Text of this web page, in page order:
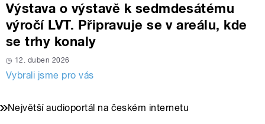
Výstava o výstavě k sedmdesátému
výročí LVT. Připravuje se v areálu, kde
se trhy konaly
12. duben 2026
Vybrali jsme pro vás
Největší audioportál na českém internetu